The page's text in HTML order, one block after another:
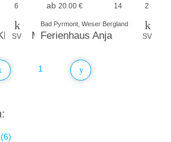
6
SV Möllenbeck
ab 20.00 € 14 2
SV
Bad Pyrmont, Weser Bergland
Ferienhaus Anja
1